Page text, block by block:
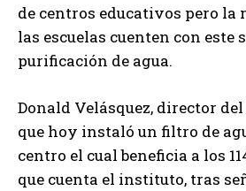
de centros educativos pero la
las escuelas cuenten con este
purificación de agua.
Donald Velásquez, director
que hoy instaló un filtro de
centro el cual beneficia a los
que cuenta el instituto, tras